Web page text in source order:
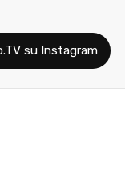
su Instagram